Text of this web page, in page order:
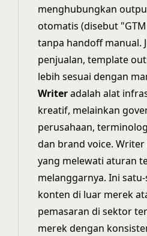
menghubungkan
otomatis (disebut
tanpa handoff manual.
penjualan, template
lebih sesuai dengan
Writeradalah alat
kreatif, melainkan
perusahaan,
dan brand voice.
yang melewati aturan
melanggarnya. Ini
konten di luar merek
pemasaran di sektor
merek dengan